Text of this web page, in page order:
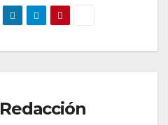
Redacción